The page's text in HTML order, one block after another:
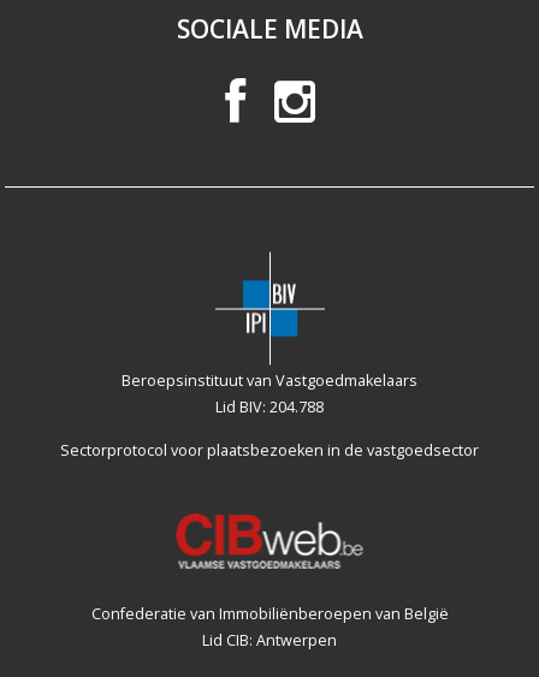
SOCIALE MEDIA
Beroepsinstituut van Vastgoedmakelaars
Lid BIV: 204.788
Sectorprotocol voor plaatsbezoeken in de vastgoedsector
Confederatie van Immobiliënberoepen van België
Lid CIB: Antwerpen